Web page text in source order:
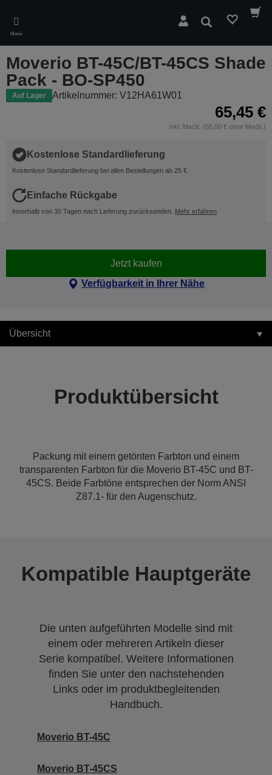
main
content
Menü
Suchen
Moverio BT-45C/BT-45CS Shade
Pack - BO-SP450
Auf Lager Artikelnummer: V12HA61W01
65,45 €
inkl. MwSt. (55,00 € ohne MwSt.)
Kostenlose Standardlieferung
Kostenlose Standardlieferung bei allen Bestellungen ab 25 €
Einfache Rückgabe
Innerhalb von 30 Tagen nach Lieferung zurücksenden. Mehr erfahren
Jetzt kaufen
Verfügbarkeit in Ihrer Nähe
Übersicht
Produktübersicht
Packung mit einem getönten Farbton und einem
transparenten Farbton für die Moverio BT-45C und BT-
45CS. Beide Farbtöne entsprechen der Norm ANSI
Z87.1- für den Augenschutz.
Kompatible Hauptgeräte
Die unten aufgeführten Modelle sind mit
einem oder mehreren Artikeln dieser
Serie kompatibel. Weitere Informationen
finden Sie unter den nachstehenden
Links oder im produktbegleitenden
Handbuch.
Moverio BT-45C
Moverio BT-45CS